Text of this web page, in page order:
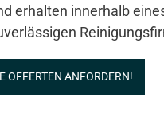
erhalten innerhalb
OFFERTEN ANFORDERN!